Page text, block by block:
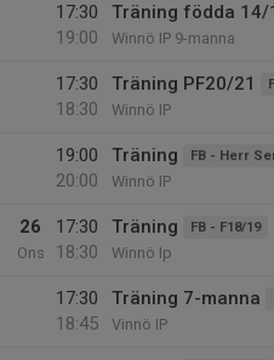
17:30
19:00
Träning födda 14/
Winnö IP 9-manna
17:30
18:30
Träning PF20/21
Winnö IP
19:00
20:00
Träning FB - Herr
Winnö IP
26
Ons
17:30
18:30
Träning FB - F18/19
Winnö Ip
17:30
18:45
Träning 7-manna
Vinnö IP